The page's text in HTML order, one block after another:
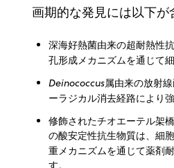
画期的な発見には以下が
深海好熱菌由来の超耐熱性
孔形成メカニズムを通じて
Deinococcus属由来の放射
ーラジカル消去経路により
修飾されたチオエーテル架
の酸安定性抗生物質は、細
重メカニズムを通じて薬剤
す。